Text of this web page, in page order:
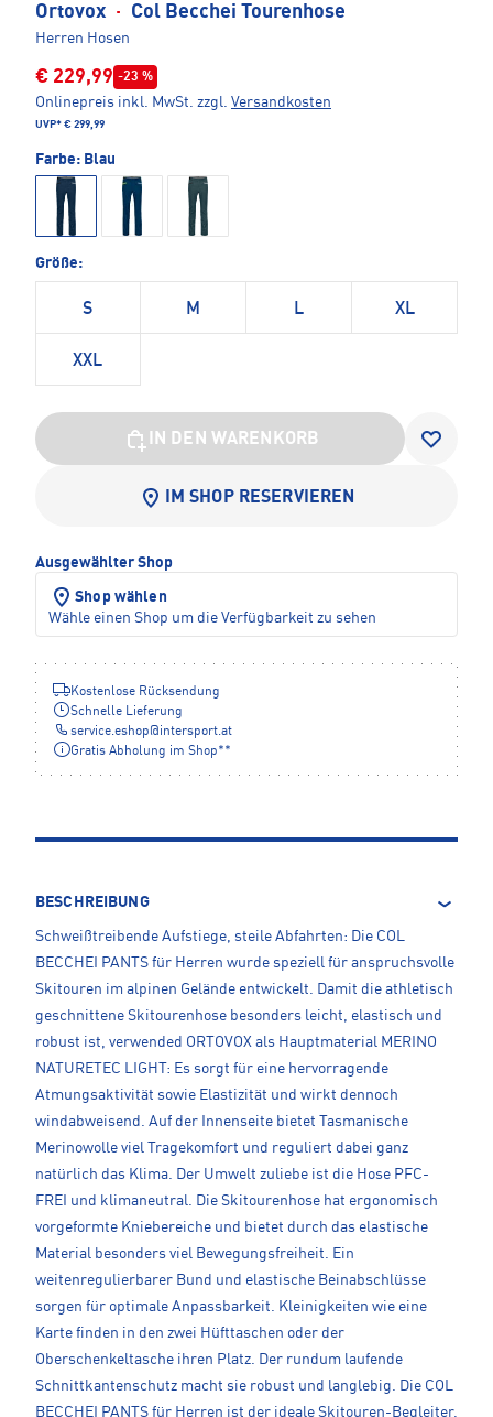
Ortovox · Col Becchei Tourenhose
Herren Hosen
€ 229,99 -23 %
Onlinepreis inkl. MwSt. zzgl. Versandkosten
UVP* € 299,99
Farbe: Blau
Größe:
S M L XL
XXL
IN DEN WARENKORB
IM SHOP RESERVIEREN
Ausgewählter Shop
Shop wählen
Wähle einen Shop um die Verfügbarkeit zu sehen
Kostenlose Rücksendung
Schnelle Lieferung
service.eshop@intersport.at
Gratis Abholung im Shop**
BESCHREIBUNG
Schweißtreibende Aufstiege, steile Abfahrten: Die COL
BECCHEI PANTS für Herren wurde speziell für anspruchsvolle
Skitouren im alpinen Gelände entwickelt. Damit die athletisch
geschnittene Skitourenhose besonders leicht, elastisch und
robust ist, verwended ORTOVOX als Hauptmaterial MERINO
NATURETEC LIGHT: Es sorgt für eine hervorragende
Atmungsaktivität sowie Elastizität und wirkt dennoch
windabweisend. Auf der Innenseite bietet Tasmanische
Merinowolle viel Tragekomfort und reguliert dabei ganz
natürlich das Klima. Der Umwelt zuliebe ist die Hose PFC-
FREI und klimaneutral. Die Skitourenhose hat ergonomisch
vorgeformte Kniebereiche und bietet durch das elastische
Material besonders viel Bewegungsfreiheit. Ein
weitenregulierbarer Bund und elastische Beinabschlüsse
sorgen für optimale Anpassbarkeit. Kleinigkeiten wie eine
Karte finden in den zwei Hüfttaschen oder der
Oberschenkeltasche ihren Platz. Der rundum laufende
Schnittkantenschutz macht sie robust und langlebig. Die COL
BECCHEI PANTS für Herren ist der ideale Skitouren-Begleiter,